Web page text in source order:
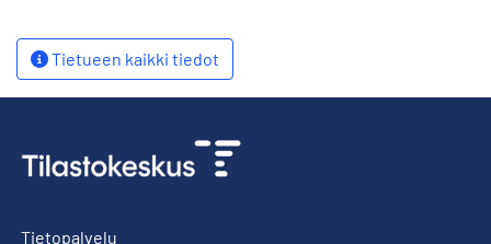
Tietueen kaikki tiedot
Tietopalvelu